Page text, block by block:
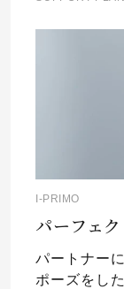
I-PRIMO
パーフェ
パートナー
ポーズをし